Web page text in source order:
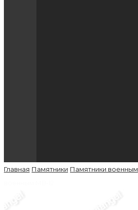
Главная Памятники Памятники военным